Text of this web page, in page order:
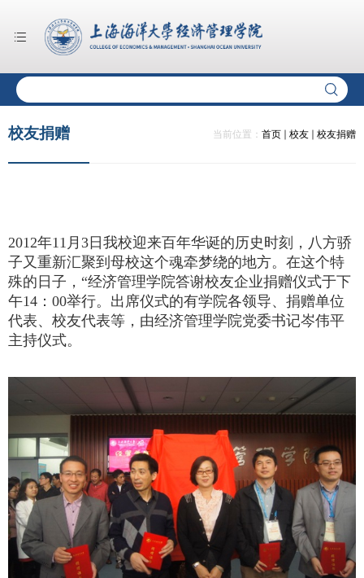
校友捐赠 当前位置： 首页 校友 校友捐赠
2012年11月3日我校迎来百年华诞的历史时刻，八方骄
子又重新汇聚到母校这个魂牵梦绕的地方。在这个特
殊的日子，“经济管理学院答谢校友企业捐赠仪式于下
午14：00举行。出席仪式的有学院各领导、捐赠单位
代表、校友代表等，由经济管理学院党委书记岑伟平
主持仪式。